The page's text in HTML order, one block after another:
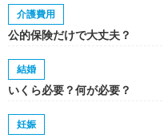
介護費用
公的保険だけで大丈夫？
結婚
いくら必要？何が必要？
妊娠